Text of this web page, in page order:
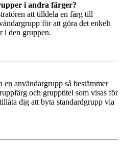
i andra färger?
att tilldela en färg till
för att göra det enkelt
i den gruppen.
användargrupp så bestämmer
och grupptitel som visas för
dig att byta standardgrupp via